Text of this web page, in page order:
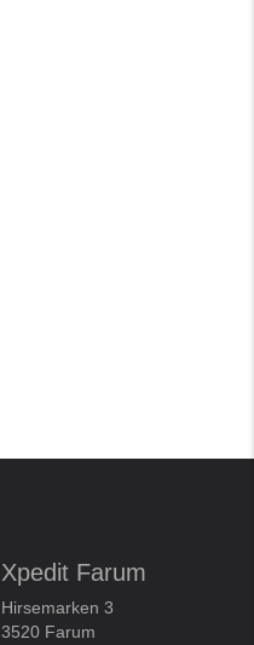
Xpedit Farum
Hirsemarken 3
3520 Farum